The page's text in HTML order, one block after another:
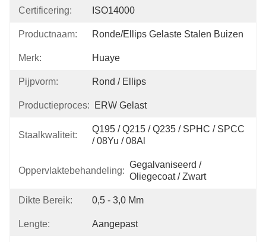
Certificering: ISO14000
Productnaam: Ronde/ellips Gelaste Stalen Buizen
Merk: Huaye
Pijpvorm: Rond / Ellips
Productieproces: ERW Gelast
Staalkwaliteit:
Q195 / Q215 / Q235 / SPHC / SPCC
/ 08Yu / 08Al
Oppervlaktebehandeling:
Gegalvaniseerd /
Oliegecoat / Zwart
Dikte Bereik: 0,5 - 3,0 Mm
Lengte: Aangepast